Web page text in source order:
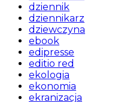
dziennik
dziennikarz
dziewczyna
ebook
edipresse
editio red
ekologia
ekonomia
ekranizacja